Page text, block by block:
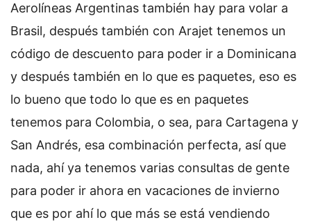
Aerolíneas Argentinas también hay para volar a
Brasil, después también con Arajet tenemos un
código de descuento para poder ir a Dominicana
y después también en lo que es paquetes, eso es
lo bueno que todo lo que es en paquetes
tenemos para Colombia, o sea, para Cartagena y
San Andrés, esa combinación perfecta, así que
nada, ahí ya tenemos varias consultas de gente
para poder ir ahora en vacaciones de invierno
que es por ahí lo que más se está vendiendo